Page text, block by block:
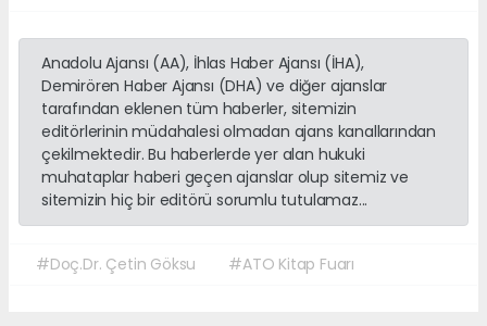
Anadolu Ajansı (AA), İhlas Haber Ajansı (İHA),
Demirören Haber Ajansı (DHA) ve diğer ajanslar
tarafından eklenen tüm haberler, sitemizin
editörlerinin müdahalesi olmadan ajans kanallarından
çekilmektedir. Bu haberlerde yer alan hukuki
muhataplar haberi geçen ajanslar olup sitemiz ve
sitemizin hiç bir editörü sorumlu tutulamaz...
#Doç.Dr. Çetin Göksu #ATO Kitap Fuarı